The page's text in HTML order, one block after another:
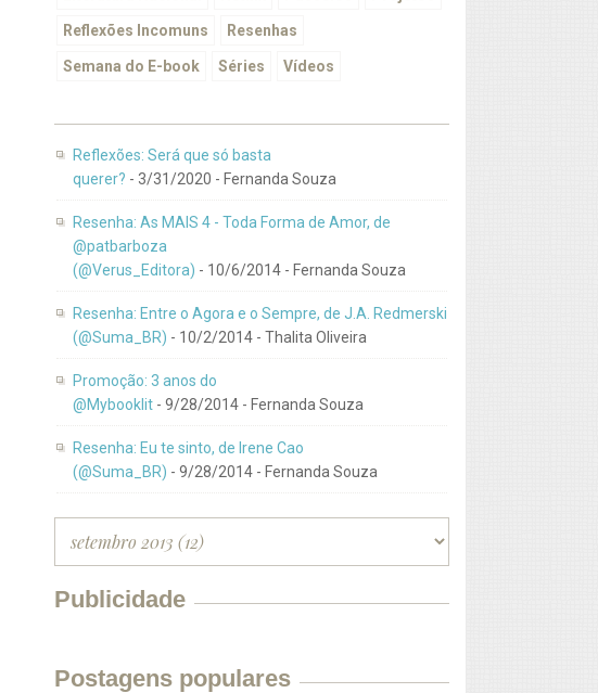
Reflexões Incomuns Resenhas
Semana do E-book Séries Vídeos
Reflexões: Será que só basta
querer? - 3/31/2020 - Fernanda Souza
Resenha: As MAIS 4 - Toda Forma de Amor, de
@patbarboza
(@Verus_Editora) - 10/6/2014 - Fernanda Souza
Resenha: Entre o Agora e o Sempre, de J.A. Redmerski
(@Suma_BR) - 10/2/2014 - Thalita Oliveira
Promoção: 3 anos do
@Mybooklit - 9/28/2014 - Fernanda Souza
Resenha: Eu te sinto, de Irene Cao
(@Suma_BR) - 9/28/2014 - Fernanda Souza
Publicidade
Postagens populares